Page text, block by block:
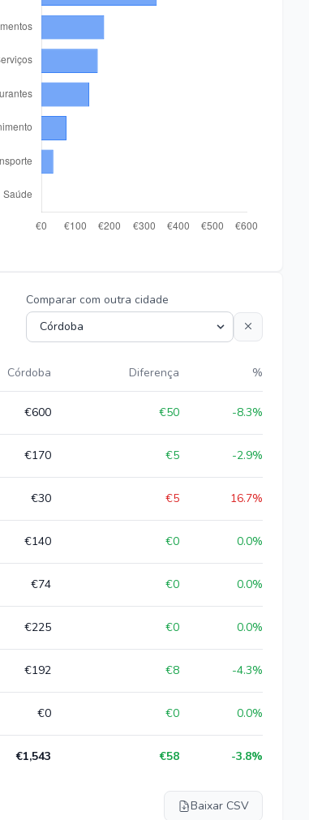
Comparar com outra cidade
Córdoba Diferença %
€600 €50 -8.3%
€170 €5 -2.9%
€30 €5 16.7%
€140 €0 0.0%
€74 €0 0.0%
€225 €0 0.0%
€192 €8 -4.3%
€0 €0 0.0%
€1,543 €58 -3.8%
Baixar CSV